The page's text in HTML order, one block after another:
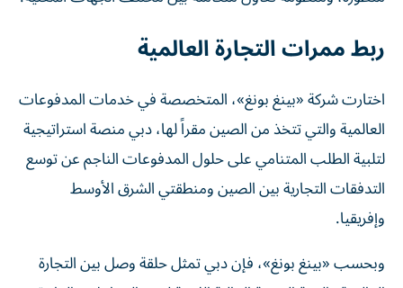
ربط ممرات التجارة العالمية
اختارت شركة «بينغ بونغ»، المتخصصة في خدمات المدفوعات
العالمية والتي تتخذ من الصين مقراً لها، دبي منصة استراتيجية
لتلبية الطلب المتنامي على حلول المدفوعات الناجم عن توسع
التدفقات التجارية بين الصين ومنطقتي الشرق الأوسط
وإفريقيا.
وبحسب «بينغ بونغ»، فإن دبي تمثل حلقة وصل بين التجارة